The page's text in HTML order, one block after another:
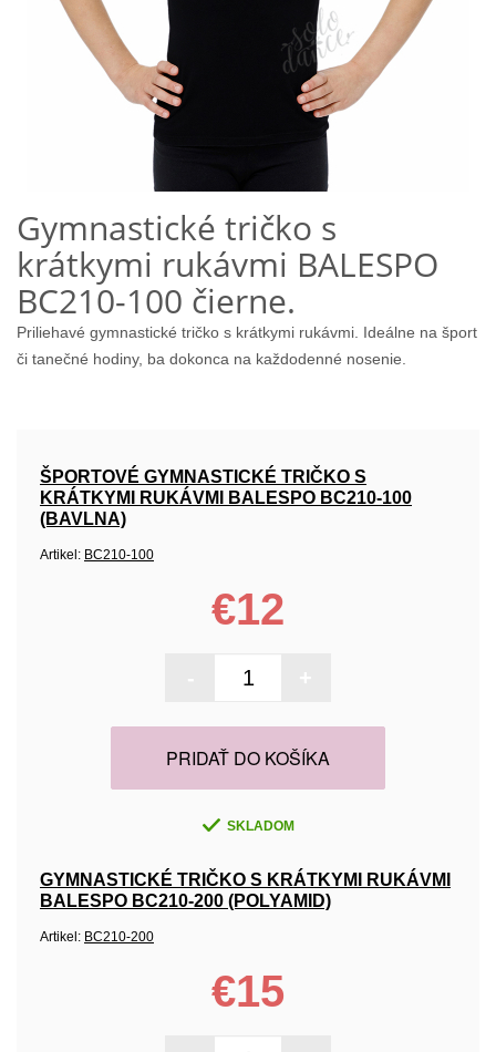
Gymnastické tričko s
krátkymi rukávmi BALESPO
BC210-100 čierne.
Priliehavé gymnastické tričko s krátkymi rukávmi. Ideálne na šport
či tanečné hodiny, ba dokonca na každodenné nosenie.
ŠPORTOVÉ GYMNASTICKÉ TRIČKO S
KRÁTKYMI RUKÁVMI BALESPO BC210-100
(BAVLNA)
Artikel: BC210-100
€12
PRIDAŤ DO KOŠÍKA
SKLADOM
GYMNASTICKÉ TRIČKO S KRÁTKYMI RUKÁVMI
BALESPO BC210-200 (POLYAMID)
Artikel: BC210-200
€15